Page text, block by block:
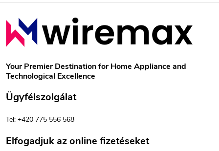
L
á
b
é
c
Your Premier Destination for Home Appliance and
Technological Excellence
Ügyfélszolgálat
Tel: +420 775 556 568
Elfogadjuk az online fizetéseket